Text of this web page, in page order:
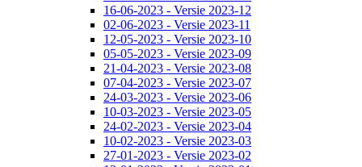
16-06-2023 - Versie 2023-12
02-06-2023 - Versie 2023-11
12-05-2023 - Versie 2023-10
05-05-2023 - Versie 2023-09
21-04-2023 - Versie 2023-08
07-04-2023 - Versie 2023-07
24-03-2023 - Versie 2023-06
10-03-2023 - Versie 2023-05
24-02-2023 - Versie 2023-04
10-02-2023 - Versie 2023-03
27-01-2023 - Versie 2023-02